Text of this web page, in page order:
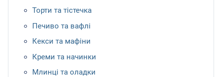
Торти та тістечка
Печиво та вафлі
Кекси та мафіни
Креми та начинки
Млинці та оладки